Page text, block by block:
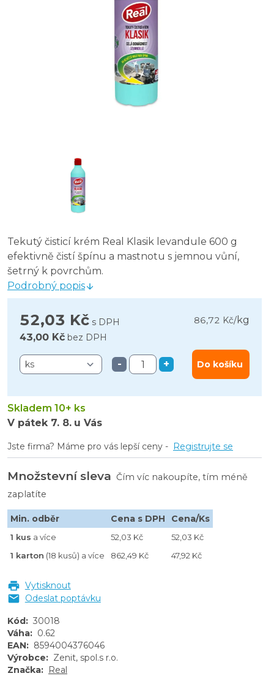
Tekutý čisticí krém Real Klasik levandule 600 g
efektivně čistí špínu a mastnotu s jemnou vůní,
šetrný k povrchům.
Podrobný popis
52,03 Kč s DPH 86,72 Kč/kg
43,00 Kč bez DPH
- + Do košíku
Skladem 10+ ks
V pátek 7. 8. u Vás
Jste firma? Máme pro vás lepší ceny - Registrujte se
Množstevní sleva Čím víc nakoupíte, tím méně
zaplatíte
Min. odběr Cena s DPH Cena/Ks
1 kus a více 52,03 Kč
52,03 Kč
1 karton (18 kusů) a více 862,49 Kč 47,92 Kč
Vytisknout
Odeslat poptávku
Kód: 30018
Váha: 0.62
EAN: 8594004376046
Výrobce: Zenit, spol.s r.o.
Značka: Real